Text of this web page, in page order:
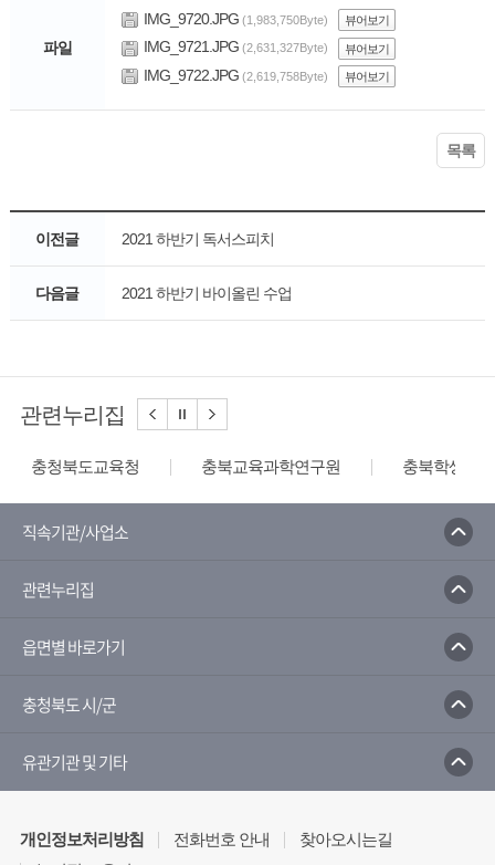
파일
IMG_9720.JPG (1,983,750Byte) 뷰어보기
IMG_9721.JPG (2,631,327Byte) 뷰어보기
IMG_9722.JPG (2,619,758Byte) 뷰어보기
목록
이전글 2021 하반기 독서스피치
다음글 2021 하반기 바이올린 수업
관련누리집
충청북도교육청 충북교육과학연구원 충북학생교
직속기관/사업소
관련누리집
읍면별 바로가기
충청북도 시/군
유관기관 및 기타
개인정보처리방침 전화번호 안내
찾아오시는길